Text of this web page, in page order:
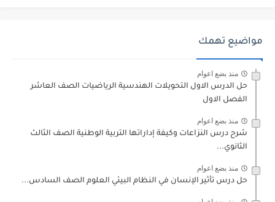
مواضيع تهمك
منذ بضع اعوام
حل الدرس الاول التحويلات الهندسية الرياضيات الصف العاشر
الفصل الاول
منذ بضع اعوام
شرح درس النزاعات وكيفة إداراتها التربية الوطنية الصف الثالث
الثانوي...
منذ بضع اعوام
حل درس تأثير الإنسان في النظام البيئي العلوم الصف السادس...